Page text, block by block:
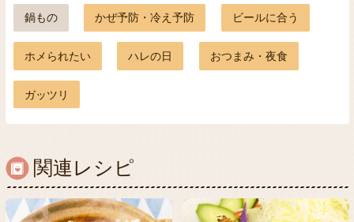
鍋もの かぜ予防・冷え予防 ビールに合う
ホメられたい ハレの日 おつまみ・夜食
ガッツリ
関連レシピ